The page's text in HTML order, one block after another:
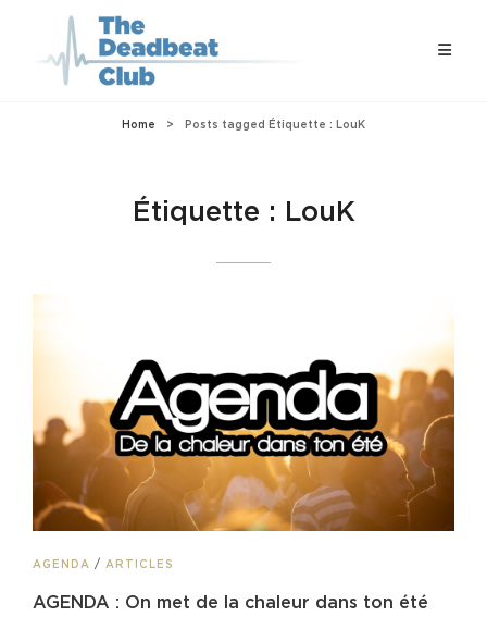
Home > Posts tagged Étiquette : LouK
Étiquette : LouK
CAT
AGENDA / ARTICLES
AGENDA : On met de la chaleur dans ton été